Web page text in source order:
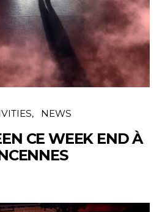
NEWS
CE WEEK END À